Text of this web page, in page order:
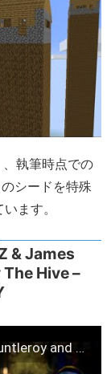
執筆時点での
シードを特殊
ます。
& James
Hive –
DJ Khaled ft. Nas, JAY-Z & James Fauntleroy and Harmonies by The Hive – SORRY NOT SORRY